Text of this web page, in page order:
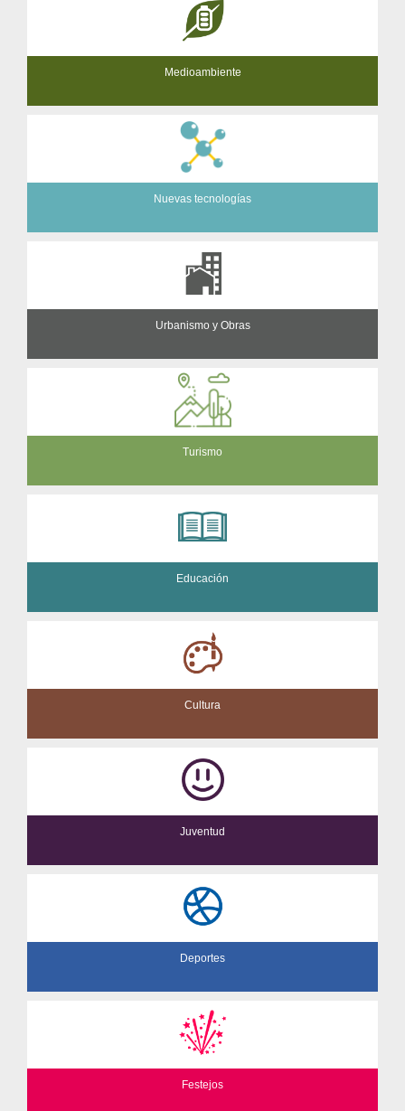
Medioambiente
Nuevas tecnologías
Urbanismo y Obras
Turismo
Educación
Cultura
Juventud
Deportes
Festejos